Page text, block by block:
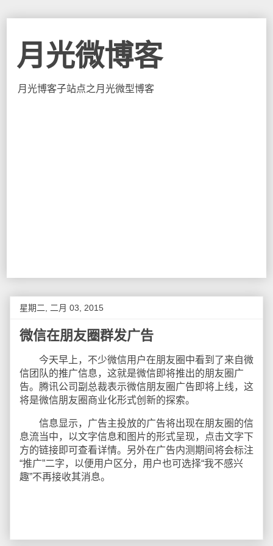
月光微博客
月光博客子站点之月光微型博客
星期二, 二月 03, 2015
微信在朋友圈群发广告
今天早上，不少微信用户在朋友圈中看到了来自微
信团队的推广信息，这就是微信即将推出的朋友圈广
告。腾讯公司副总裁表示微信朋友圈广告即将上线，这
将是微信朋友圈商业化形式创新的探索。
信息显示，广告主投放的广告将出现在朋友圈的信
息流当中，以文字信息和图片的形式呈现，点击文字下
方的链接即可查看详情。另外在广告内测期间将会标注
“推广”二字，以便用户区分，用户也可选择“我不感兴
趣”不再接收其消息。